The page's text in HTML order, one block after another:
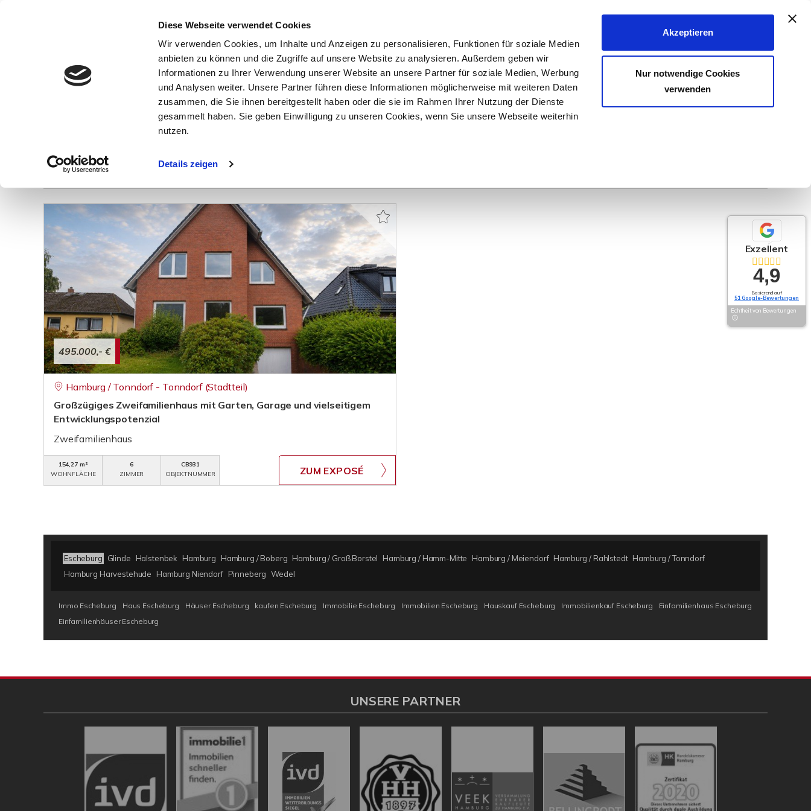
Diese Webseite verwendet Cookies
Wir verwenden Cookies, um Inhalte und Anzeigen zu personalisieren, Funktionen für soziale Medien
anbieten zu können und die Zugriffe auf unsere Website zu analysieren. Außerdem geben wir
Informationen zu Ihrer Verwendung unserer Website an unsere Partner für soziale Medien, Werbung
und Analysen weiter. Unsere Partner führen diese Informationen möglicherweise mit weiteren Daten
zusammen, die Sie ihnen bereitgestellt haben oder die sie im Rahmen Ihrer Nutzung der Dienste
gesammelt haben. Sie geben Einwilligung zu unseren Cookies, wenn Sie unsere Webseite weiterhin
nutzen.
Details zeigen
Akzeptieren
Nur notwendige Cookies
verwenden
START ÜBER F&K ANGEBOTE VERKÄUFER & VERMIETER KÄUFER & MIETER KONTAKT
kaufen Hamburg / Tonndorf
Anzahl derObjekte:
495.000,- €
Hamburg / Tonndorf - Tonndorf (Stadtteil)
Großzügiges Zweifamilienhaus mit Garten, Garage und vielseitigem
Entwicklungspotenzial
Zweifamilienhaus
154,27 m²
WOHNFLÄCHE
6
ZIMMER
CB931
OBJEKTNUMMER
ZUM EXPOSÉ
Escheburg Glinde Halstenbek Hamburg Hamburg / Boberg Hamburg / Groß Borstel Hamburg / Hamm-Mitte Hamburg / Meiendorf Hamburg / Rahlstedt Hamburg / Tonndorf
Hamburg Harvestehude
Hamburg Niendorf Pinneberg Wedel
Immo Escheburg Haus Escheburg Häuser Escheburg kaufen Escheburg Immobilie Escheburg Immobilien Escheburg Hauskauf Escheburg Immobilienkauf Escheburg
Einfamilienhaus Escheburg
Einfamilienhäuser Escheburg
Exzellent
4,9
Basierend auf
51 Google-Bewertungen
Echtheit von Bewertungen
UNSERE PARTNER